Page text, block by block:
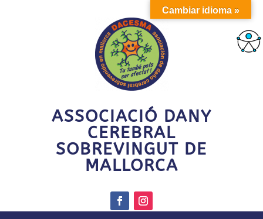
ASSOCIACIÓ DANY
CEREBRAL
SOBREVINGUT DE
MALLORCA
Cambiar idioma »